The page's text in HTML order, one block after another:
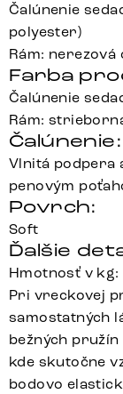
Čalúnenie
polyester)
Rám:
Farba
Čalúnenie
Rám:
Čalúnenie:
Vlnitá podpera
penovým
Povrch:
Soft
Ďalšie
Hmotnosť v kg:
Pri vreckovej
samostatných
bežných pružín
kde skutočne
bodovo